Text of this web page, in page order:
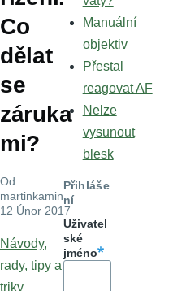
Co
dělat
se
záruka
mi?
Od
martinkamin,
12 Únor 2017
Návody,
rady, tipy a
triky
Manuální
objektiv
Přestal
reagovat AF
Nelze
vysunout
blesk
Přihláše
ní
Uživatel
ské
jméno